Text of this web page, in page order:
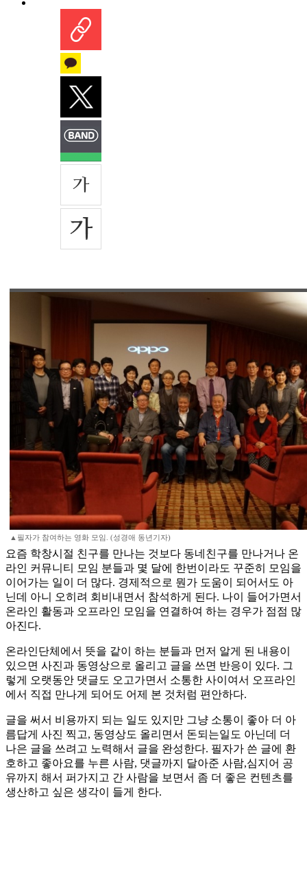
▲필자가 참여하는 영화 모임. (성경애 동년기자)
요즘 학창시절 친구를 만나는 것보다 동네친구를 만나거나 온
라인 커뮤니티 모임 분들과 몇 달에 한번이라도 꾸준히 모임을
이어가는 일이 더 많다. 경제적으로 뭔가 도움이 되어서도 아
닌데 아니 오히려 회비내면서 참석하게 된다. 나이 들어가면서
온라인 활동과 오프라인 모임을 연결하여 하는 경우가 점점 많
아진다.
온라인단체에서 뜻을 같이 하는 분들과 먼저 알게 된 내용이
있으면 사진과 동영상으로 올리고 글을 쓰면 반응이 있다. 그
렇게 오랫동안 댓글도 오고가면서 소통한 사이여서 오프라인
에서 직접 만나게 되어도 어제 본 것처럼 편안하다.
글을 써서 비용까지 되는 일도 있지만 그냥 소통이 좋아 더 아
름답게 사진 찍고, 동영상도 올리면서 돈되는일도 아닌데 더
나은 글을 쓰려고 노력해서 글을 완성한다. 필자가 쓴 글에 환
호하고 좋아요를 누른 사람, 댓글까지 달아준 사람,심지어 공
유까지 해서 퍼가지고 간 사람을 보면서 좀 더 좋은 컨텐츠를
생산하고 싶은 생각이 들게 한다.